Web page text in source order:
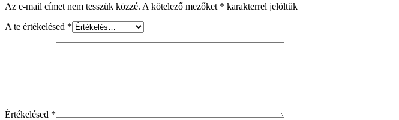
Az e-mail címet nem tesszük közzé. A kötelező mezőket * karakterrel jelöltük
A te értékelésed *
Értékelésed *